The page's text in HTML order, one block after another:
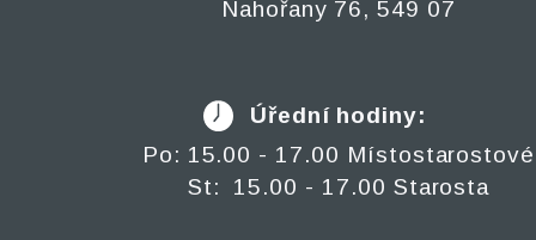
Nahořany 76, 549 07
Úřední hodiny:
Po: 15.00 - 17.00 Místostarostové
St: 15.00 - 17.00 Starosta